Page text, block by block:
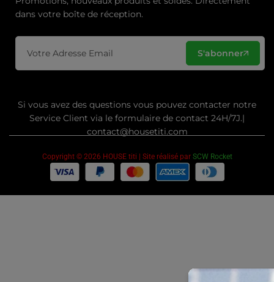
dans votre boîte de réception.
S'abonner
Si vous avez des questions vous pouvez contacter notre
Service Client via le formulaire de contact 24H/7J.|
contact@housetiti.com
Copyright © 2026 HOUSE titi | Site réalisé par SCW Rocket